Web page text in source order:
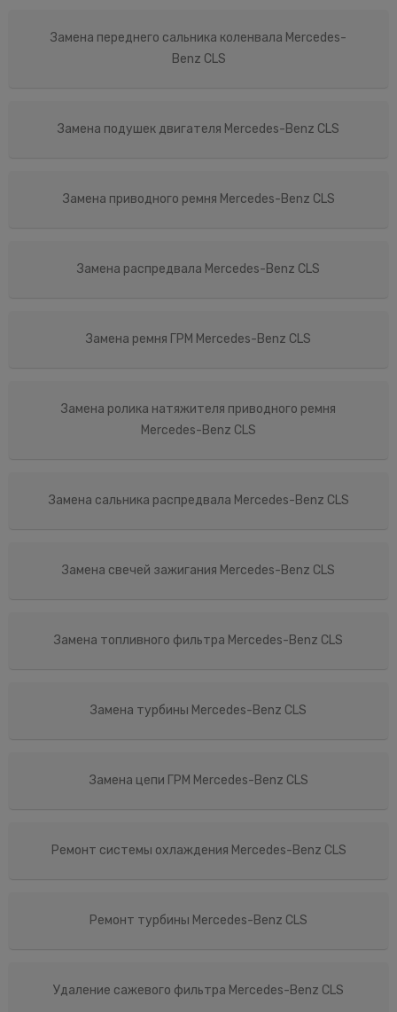
Замена переднего сальника коленвала Mercedes-
Benz CLS
Замена подушек двигателя Mercedes-Benz CLS
Замена приводного ремня Mercedes-Benz CLS
Замена распредвала Mercedes-Benz CLS
Замена ремня ГРМ Mercedes-Benz CLS
Замена ролика натяжителя приводного ремня
Mercedes-Benz CLS
Замена сальника распредвала Mercedes-Benz CLS
Замена свечей зажигания Mercedes-Benz CLS
Замена топливного фильтра Mercedes-Benz CLS
Замена турбины Mercedes-Benz CLS
Замена цепи ГРМ Mercedes-Benz CLS
Ремонт системы охлаждения Mercedes-Benz CLS
Ремонт турбины Mercedes-Benz CLS
Удаление сажевого фильтра Mercedes-Benz CLS